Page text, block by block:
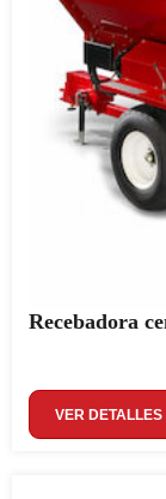
Recebadora
VER DETALLES